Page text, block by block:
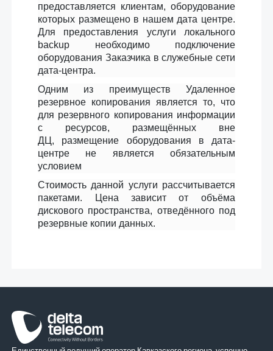
предоставляется клиентам, оборудование
которых размещено в нашем дата центре.
Для предоставления услуги локального
backup необходимо подключение
оборудования Заказчика в служебные сети
дата-центра.
Одним из преимуществ Удаленное
резервное копирования является то, что
для резервного копирования информации
с ресурсов, размещённых вне
ДЦ, размещение оборудования в дата-
центре не является обязательным
условием
Стоимость данной услуги рассчитывается
пакетами. Цена зависит от объёма
дискового пространства, отведённого под
резервные копии данных.